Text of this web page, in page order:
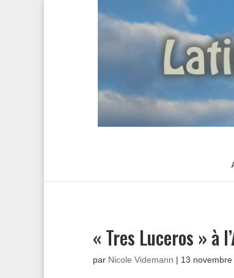
« Tres Luceros » à
par Nicole Videmann | 13 novembre